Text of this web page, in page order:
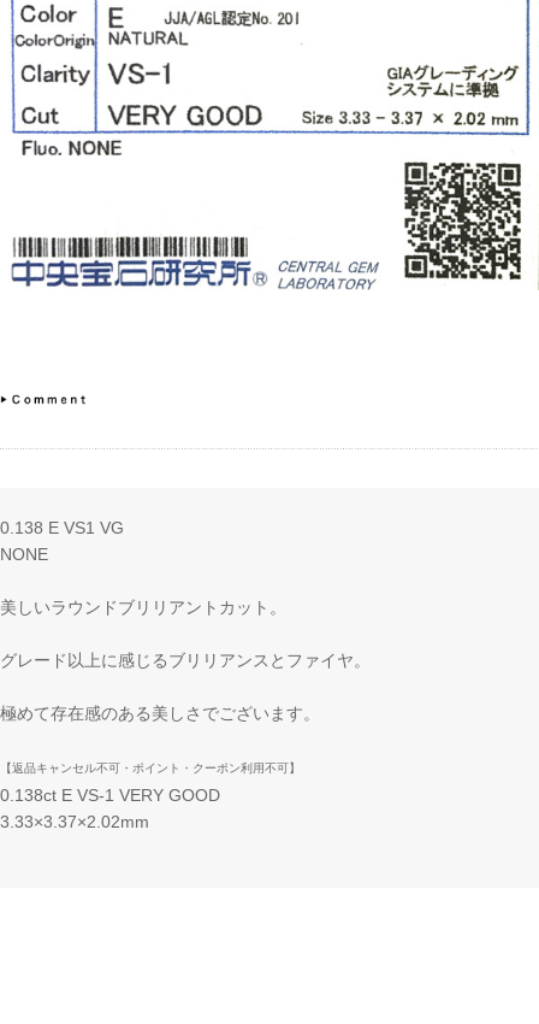
0.138 E VS1 VG
NONE
美しいラウンドブリリアントカット。
グレード以上に感じるブリリアンスとファイヤ。
極めて存在感のある美しさでございます。
【返品キャンセル不可・ポイント・クーポン利用不可】
0.138ct E VS-1 VERY GOOD
3.33×3.37×2.02mm
カートを見る